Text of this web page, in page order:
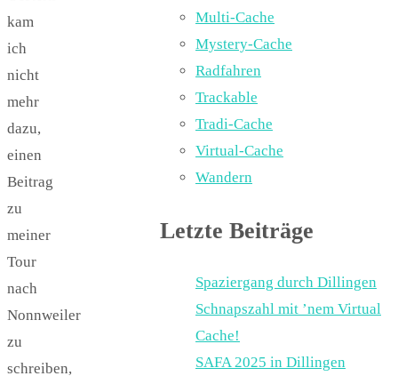
kam
ich
nicht
mehr
dazu,
einen
Beitrag
zu
meiner
Tour
nach
Nonnweiler
zu
schreiben,
Multi-Cache
Mystery-Cache
Radfahren
Trackable
Tradi-Cache
Virtual-Cache
Wandern
Letzte Beiträge
Spaziergang durch Dillingen
Schnapszahl mit ’nem Virtual
Cache!
SAFA 2025 in Dillingen